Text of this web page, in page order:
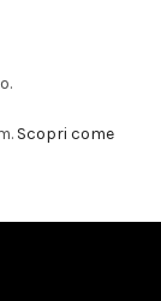
Scopri come